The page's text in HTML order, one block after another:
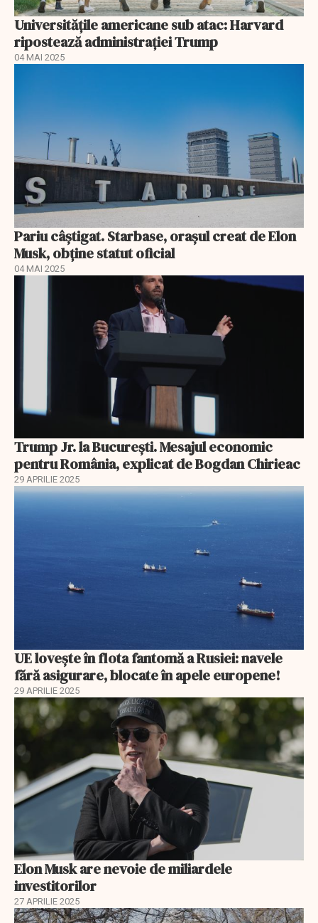
Universitățile americane sub atac: Harvard
ripostează administrației Trump
04 MAI 2025
Pariu câștigat. Starbase, orașul creat de Elon
Musk, obține statut oficial
04 MAI 2025
Trump Jr. la București. Mesajul economic
pentru România, explicat de Bogdan Chirieac
29 APRILIE 2025
UE lovește în flota fantomă a Rusiei: navele
fără asigurare, blocate în apele europene!
29 APRILIE 2025
Elon Musk are nevoie de miliardele
investitorilor
27 APRILIE 2025